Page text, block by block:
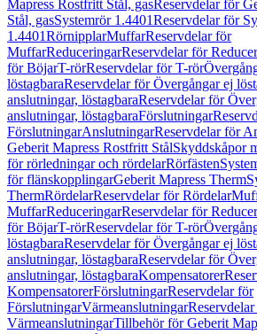
Mapress Rostfritt Stål, gasReservdelar för
Stål, gasSystemrör 1.4401Reservdelar för
1.4401RörnipplarMuffarReservdelar för
MuffarReduceringarReservdelar för
för BöjarT-rörReservdelar för T-rör
löstagbaraReservdelar för Övergångar ej
anslutningar, löstagbaraReservdelar för
anslutningar, löstagbaraFörslutningar
FörslutningarAnslutningarReservdelar för
Geberit Mapress Rostfritt StålSkyddskåpor
för rörledningar och rördelarRörfästen
för flänskopplingarGeberit Mapress Therm
ThermRördelarReservdelar för Rördelar
MuffarReduceringarReservdelar för
för BöjarT-rörReservdelar för T-rör
löstagbaraReservdelar för Övergångar ej
anslutningar, löstagbaraReservdelar för
anslutningar, löstagbaraKompensatorer
KompensatorerFörslutningarReservdelar för
FörslutningarVärmeanslutningar
VärmeanslutningarTillbehör för Geberit